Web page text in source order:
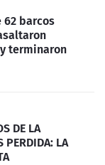
62 barcos
terminaron
DE LA
PERDIDA: LA